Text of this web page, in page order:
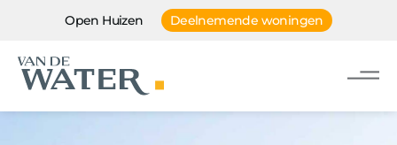
Open Huizen Deelnemende woningen